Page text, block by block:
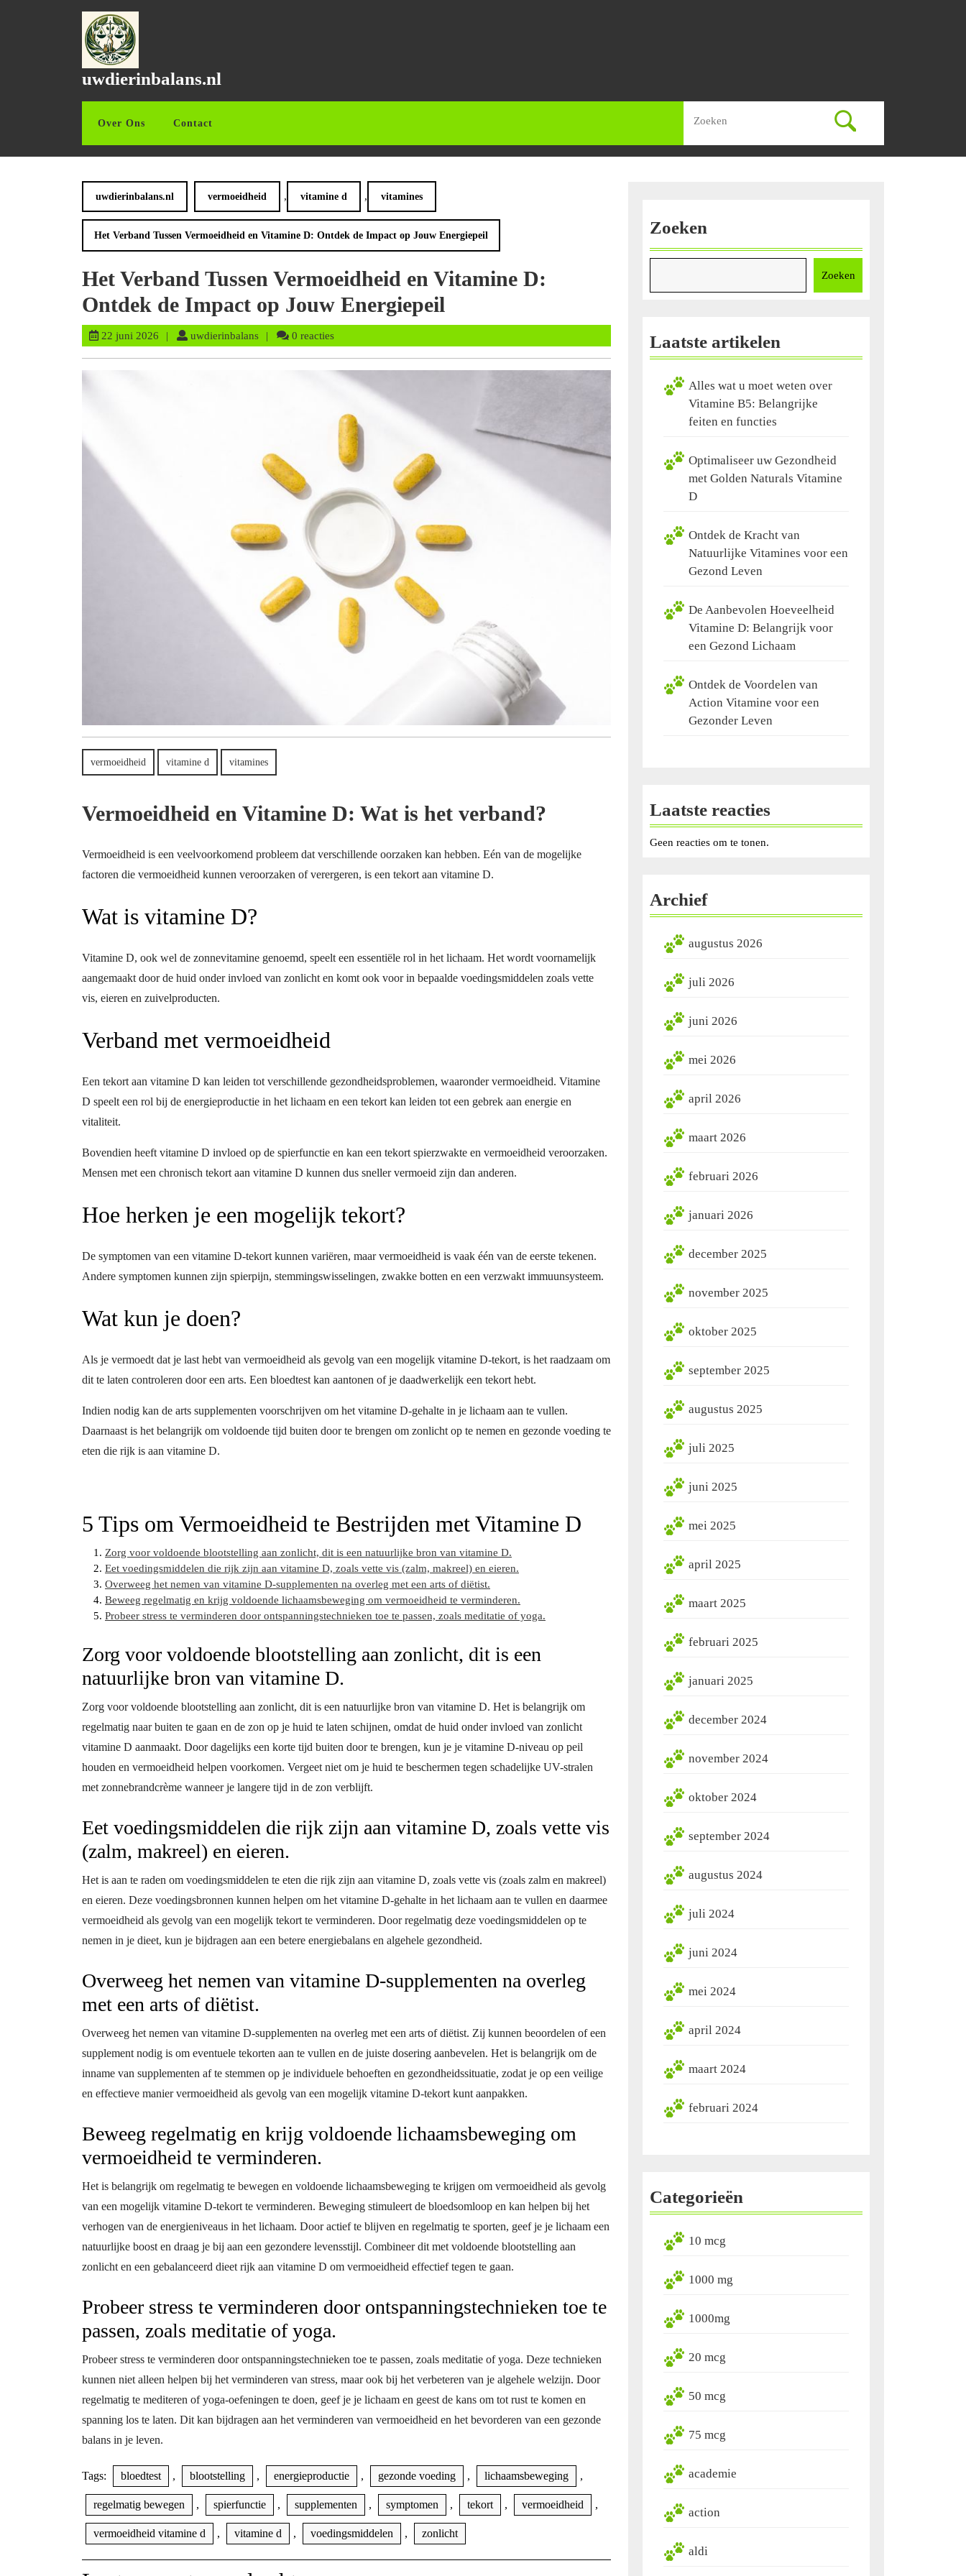
uwdierinbalans.nl
Over Ons Contact
naar:
uwdierinbalans.nl vermoeidheid , vitamine d , vitamines
Het Verband Tussen Vermoeidheid en Vitamine D: Ontdek de Impact op Jouw Energiepeil
Het Verband Tussen Vermoeidheid en Vitamine D:
Ontdek de Impact op Jouw Energiepeil
22 juni 2026 22
uwdierinbalansuwdierinbalans
0 reacties
vermoeidheid vitamine d vitamines
Vermoeidheid en Vitamine D: Wat is het verband?
Vermoeidheid is een veelvoorkomend probleem dat verschillende oorzaken kan hebben. Eén van de mogelijke
factoren die vermoeidheid kunnen veroorzaken of verergeren, is een tekort aan vitamine D.
Wat is vitamine D?
Vitamine D, ook wel de zonnevitamine genoemd, speelt een essentiële rol in het lichaam. Het wordt voornamelijk
aangemaakt door de huid onder invloed van zonlicht en komt ook voor in bepaalde voedingsmiddelen zoals vette
vis, eieren en zuivelproducten.
Verband met vermoeidheid
Een tekort aan vitamine D kan leiden tot verschillende gezondheidsproblemen, waaronder vermoeidheid. Vitamine
D speelt een rol bij de energieproductie in het lichaam en een tekort kan leiden tot een gebrek aan energie en
vitaliteit.
Bovendien heeft vitamine D invloed op de spierfunctie en kan een tekort spierzwakte en vermoeidheid veroorzaken.
Mensen met een chronisch tekort aan vitamine D kunnen dus sneller vermoeid zijn dan anderen.
Hoe herken je een mogelijk tekort?
De symptomen van een vitamine D-tekort kunnen variëren, maar vermoeidheid is vaak één van de eerste tekenen.
Andere symptomen kunnen zijn spierpijn, stemmingswisselingen, zwakke botten en een verzwakt immuunsysteem.
Wat kun je doen?
Als je vermoedt dat je last hebt van vermoeidheid als gevolg van een mogelijk vitamine D-tekort, is het raadzaam om
dit te laten controleren door een arts. Een bloedtest kan aantonen of je daadwerkelijk een tekort hebt.
Indien nodig kan de arts supplementen voorschrijven om het vitamine D-gehalte in je lichaam aan te vullen.
Daarnaast is het belangrijk om voldoende tijd buiten door te brengen om zonlicht op te nemen en gezonde voeding te
eten die rijk is aan vitamine D.
5 Tips om Vermoeidheid te Bestrijden met Vitamine D
Zorg voor voldoende blootstelling aan zonlicht, dit is een natuurlijke bron van vitamine D.
Eet voedingsmiddelen die rijk zijn aan vitamine D, zoals vette vis (zalm, makreel) en eieren.
Overweeg het nemen van vitamine D-supplementen na overleg met een arts of diëtist.
Beweeg regelmatig en krijg voldoende lichaamsbeweging om vermoeidheid te verminderen.
Probeer stress te verminderen door ontspanningstechnieken toe te passen, zoals meditatie of yoga.
Zorg voor voldoende blootstelling aan zonlicht, dit is een
natuurlijke bron van vitamine D.
Zorg voor voldoende blootstelling aan zonlicht, dit is een natuurlijke bron van vitamine D. Het is belangrijk om
regelmatig naar buiten te gaan en de zon op je huid te laten schijnen, omdat de huid onder invloed van zonlicht
vitamine D aanmaakt. Door dagelijks een korte tijd buiten door te brengen, kun je je vitamine D-niveau op peil
houden en vermoeidheid helpen voorkomen. Vergeet niet om je huid te beschermen tegen schadelijke UV-stralen
met zonnebrandcrème wanneer je langere tijd in de zon verblijft.
Eet voedingsmiddelen die rijk zijn aan vitamine D, zoals vette vis
(zalm, makreel) en eieren.
Het is aan te raden om voedingsmiddelen te eten die rijk zijn aan vitamine D, zoals vette vis (zoals zalm en makreel)
en eieren. Deze voedingsbronnen kunnen helpen om het vitamine D-gehalte in het lichaam aan te vullen en daarmee
vermoeidheid als gevolg van een mogelijk tekort te verminderen. Door regelmatig deze voedingsmiddelen op te
nemen in je dieet, kun je bijdragen aan een betere energiebalans en algehele gezondheid.
Overweeg het nemen van vitamine D-supplementen na overleg
met een arts of diëtist.
Overweeg het nemen van vitamine D-supplementen na overleg met een arts of diëtist. Zij kunnen beoordelen of een
supplement nodig is om eventuele tekorten aan te vullen en de juiste dosering aanbevelen. Het is belangrijk om de
inname van supplementen af te stemmen op je individuele behoeften en gezondheidssituatie, zodat je op een veilige
en effectieve manier vermoeidheid als gevolg van een mogelijk vitamine D-tekort kunt aanpakken.
Beweeg regelmatig en krijg voldoende lichaamsbeweging om
vermoeidheid te verminderen.
Het is belangrijk om regelmatig te bewegen en voldoende lichaamsbeweging te krijgen om vermoeidheid als gevolg
van een mogelijk vitamine D-tekort te verminderen. Beweging stimuleert de bloedsomloop en kan helpen bij het
verhogen van de energieniveaus in het lichaam. Door actief te blijven en regelmatig te sporten, geef je je lichaam een
natuurlijke boost en draag je bij aan een gezondere levensstijl. Combineer dit met voldoende blootstelling aan
zonlicht en een gebalanceerd dieet rijk aan vitamine D om vermoeidheid effectief tegen te gaan.
Probeer stress te verminderen door ontspanningstechnieken toe te
passen, zoals meditatie of yoga.
Probeer stress te verminderen door ontspanningstechnieken toe te passen, zoals meditatie of yoga. Deze technieken
kunnen niet alleen helpen bij het verminderen van stress, maar ook bij het verbeteren van je algehele welzijn. Door
regelmatig te mediteren of yoga-oefeningen te doen, geef je je lichaam en geest de kans om tot rust te komen en
spanning los te laten. Dit kan bijdragen aan het verminderen van vermoeidheid en het bevorderen van een gezonde
balans in je leven.
Tags: bloedtest , blootstelling , energieproductie , gezonde voeding , lichaamsbeweging ,
regelmatig bewegen , spierfunctie , supplementen , symptomen , tekort , vermoeidheid ,
vermoeidheid vitamine d , vitamine d , voedingsmiddelen , zonlicht
Zoeken
Zoeken
Laatste artikelen
Alles wat u moet weten over
Vitamine B5: Belangrijke
feiten en functies
Optimaliseer uw Gezondheid
met Golden Naturals Vitamine
D
Ontdek de Kracht van
Natuurlijke Vitamines voor een
Gezond Leven
De Aanbevolen Hoeveelheid
Vitamine D: Belangrijk voor
een Gezond Lichaam
Ontdek de Voordelen van
Action Vitamine voor een
Gezonder Leven
Laatste reacties
Geen reacties om te tonen.
Archief
augustus 2026
juli 2026
juni 2026
mei 2026
april 2026
maart 2026
februari 2026
januari 2026
december 2025
november 2025
oktober 2025
september 2025
augustus 2025
juli 2025
juni 2025
mei 2025
april 2025
maart 2025
februari 2025
januari 2025
december 2024
november 2024
oktober 2024
september 2024
augustus 2024
juli 2024
juni 2024
mei 2024
april 2024
maart 2024
februari 2024
Categorieën
10 mcg
1000 mg
1000mg
20 mcg
50 mcg
75 mcg
academie
action
aldi